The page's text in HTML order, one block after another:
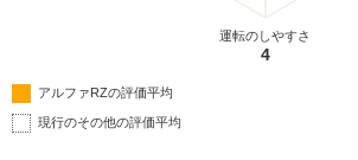
運転のしやすさ
4
アルファRZの評価平均
現行のその他の評価平均